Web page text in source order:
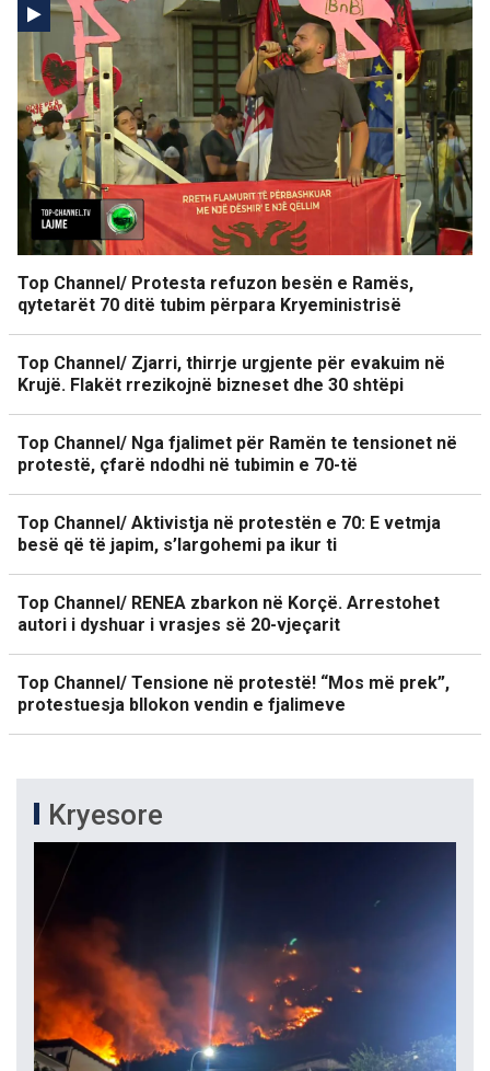
Top Channel/ Protesta refuzon besën e Ramës,
qytetarët 70 ditë tubim përpara Kryeministrisë
Top Channel/ Zjarri, thirrje urgjente për evakuim në
Krujë. Flakët rrezikojnë bizneset dhe 30 shtëpi
Top Channel/ Nga fjalimet për Ramën te tensionet në
protestë, çfarë ndodhi në tubimin e 70-të
Top Channel/ Aktivistja në protestën e 70: E vetmja
besë që të japim, s’largohemi pa ikur ti
Top Channel/ RENEA zbarkon në Korçë. Arrestohet
autori i dyshuar i vrasjes së 20-vjeçarit
Top Channel/ Tensione në protestë! “Mos më prek”,
protestuesja bllokon vendin e fjalimeve
Kryesore